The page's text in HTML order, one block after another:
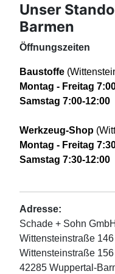
Unser
Barmen
Öffnungszeiten
Baustoffe
Montag - Freitag
Samstag 7:00-12:00
Werkzeug-Shop
Montag - Freitag
Samstag 7:30-12:00
Adresse:
Schade + Sohn GmbH
Wittensteinstraße
Wittensteinstraße
42285 Wuppertal-